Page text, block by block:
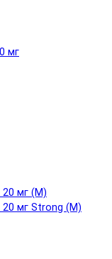
мг
20 мг (М)
20 мг Strong (М)